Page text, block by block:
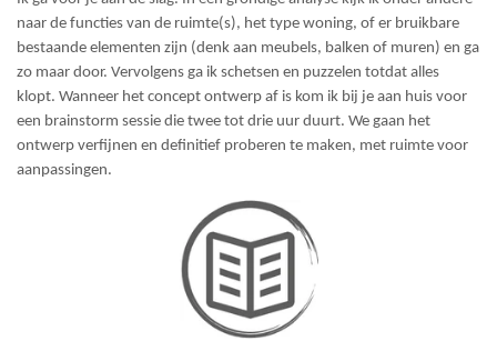
naar de functies van de ruimte(s), het type woning, of er bruikbare
bestaande elementen zijn (denk aan meubels, balken of muren) en ga
zo maar door. Vervolgens ga ik schetsen en puzzelen totdat alles
klopt. Wanneer het concept ontwerp af is kom ik bij je aan huis voor
een brainstorm sessie die twee tot drie uur duurt. We gaan het
ontwerp verfijnen en definitief proberen te maken, met ruimte voor
aanpassingen.